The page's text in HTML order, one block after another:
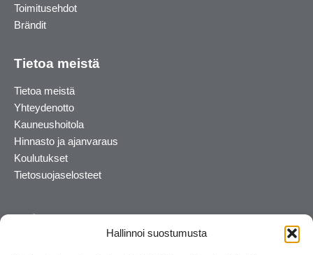
Hallinnoi suostumusta
Toimitusehdot
Brändit
Tietoa meistä
Tietoa meistä
Yhteydenotto
Kauneushoitola
Hinnasto ja ajanvaraus
Koulutukset
Tietosuojaselosteet